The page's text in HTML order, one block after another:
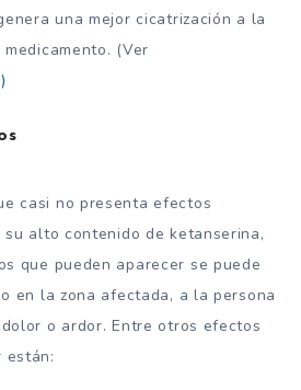
una mejor cicatrización a la
(Ver
casi no presenta efectos
su alto contenido de ketanserina,
que pueden aparecer se puede
en la zona afectada, a la persona
o ardor. Entre otros efectos
están: